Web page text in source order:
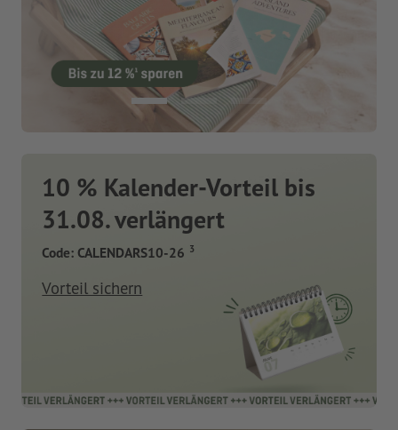
10 % Kalender-Vorteil bis
31.08. verlängert
Code: CALENDARS10-26 3
Vorteil sichern